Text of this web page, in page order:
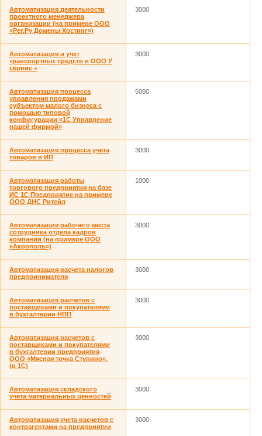
Автоматизация деятельности
проектного менеджера
организации (на примере ООО
«Рег.Ру Домены Хостинг»)
3000
Автоматизация и учет
транспортных средств в ООО У
сервис +
3000
Автоматизация процесса
управления продажами
субъектом малого бизнеса с
помощью типовой
конфигурации «1С Управление
нашей фирмой»
5000
Автоматизация процесса учета
товаров в ИП
3000
Автоматизация работы
торгового предприятия на базе
ИС 1С Предприятие на примере
ООО ДНС Ритейл
1000
Автоматизация рабочего места
сотрудника отдела кадров
компании (на примере ООО
«Акрополь»)
3000
Автоматизация расчета налогов
предпринимателя
3000
Автоматизация расчетов с
поставщиками и покупателями
в бухгалтерии НПП
3000
Автоматизация расчетов с
поставщиками и покупателями
в бухгалтерии предприятия
ООО «Мясная точка Ступино».
(в 1С)
3000
Автоматизация складского
учета материальных ценностей
3000
Автоматизация учета расчетов с
контрагентами на предприятии
3000